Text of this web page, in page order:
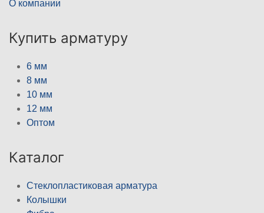
О компании
Купить арматуру
6 мм
8 мм
10 мм
12 мм
Оптом
Каталог
Стеклопластиковая арматура
Колышки